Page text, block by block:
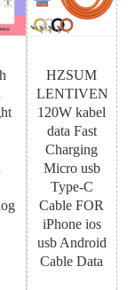
HZSUM
LENTIVEN
120W kabel
data Fast
Charging
Micro usb
Type-C
Cable FOR
iPhone ios
usb Android
Cable Data